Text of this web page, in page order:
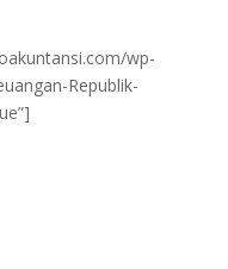
wp-
Republik-